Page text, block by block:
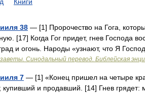
38 — [1] Пророчество на Гога,
[17] Когда Гог придет, гнев Господа
и огонь. Народы «узнают, что Я
Синодальный перевод. Библейская
7 — [1] «Конец пришел на четыре
и продавший. [14] Гнев грядет: